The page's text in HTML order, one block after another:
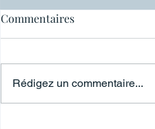
Pile à risque
Commentaires
Rédigez un commentaire...